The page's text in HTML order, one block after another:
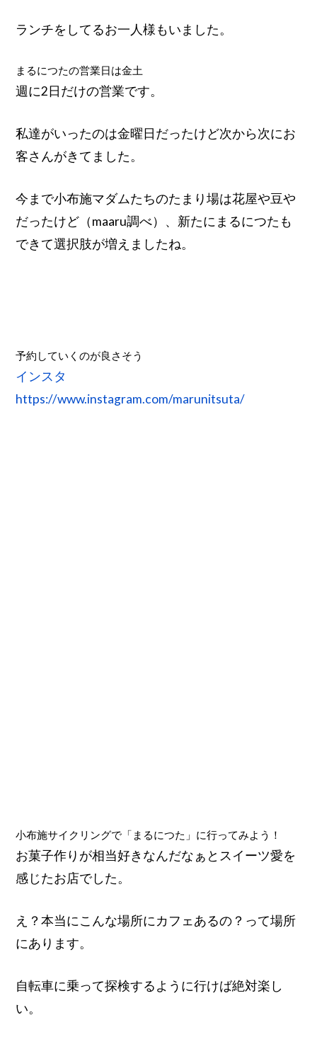
ランチをしてるお一人様もいました。
まるにつたの営業日は金土
週に2日だけの営業です。
私達がいったのは金曜日だったけど次から次にお
客さんがきてました。
今まで小布施マダムたちのたまり場は花屋や豆や
だったけど（maaru調べ）、新たにまるにつたも
できて選択肢が増えましたね。
予約していくのが良さそう
インスタ
https://www.instagram.com/marunitsuta/
小布施サイクリングで「まるにつた」に行ってみよう！
お菓子作りが相当好きなんだなぁとスイーツ愛を
感じたお店でした。
え？本当にこんな場所にカフェあるの？って場所
にあります。
自転車に乗って探検するように行けば絶対楽し
い。